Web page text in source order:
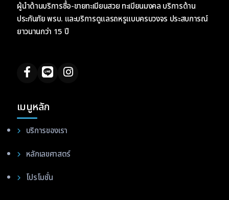
ผู้นำด้านบริการซื้อ-ขายทะเบียนสวย ทะเบียนมงคล บริการด้าน
ประกันภัย พรบ. และบริการดูแลรถหรูแบบครบวงจร ประสบการณ์
ยาวนานกว่า 15 ปี
เมนูหลัก
บริการของเรา
หลักเลขศาสตร์
โปรโมชั่น